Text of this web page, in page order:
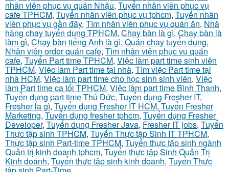
nhân viên phục vụ quán Nhậu, Tuyển nhân viên phục vụ
cafe TPHCM, Tuyển nhân viên phục vụ tphcm, Tuyển nhân
viên phục vụ gần đây, Tìm nhân viên phục vụ quán ăn, Nhà
hàng chay tuyển dụng TPHCM, Chạy bàn là gì, Chạy bàn là
làm gì, Chạy bàn tiếng Anh là gì, Quán chay tuyển dụng,
Nhân viên order quán cafe, Tìm nhân viên phục vụ quán
cafe, Tuyển Part time TPHCM, Việc làm part time sinh viên
TPHCM, Việc làm Part time tại nhà, Tìm việc Part time tại
nhà HCM, Việc làm part time cho học sinh sinh viên, Việc
làm Part time ca tối TPHCM, Việc làm part time Bình Thạnh,
Tuyển dụng part time Thủ Đức, Tuyển dụng Fresher IT,
Fresher la gì, Tuyển dụng Fresher IT HCM, Tuyển Fresher
Marketing, Tuyển dụng fresher tphcm, Tuyển dụng Fresher
Developer, Tuyển dụng Fresher Java, Fresher IT jobs, Tuyển
Thực tập sinh TPHCM, Tuyển Thực tập Sinh IT TPHCM,
Thực tập sinh Part-time TPHCM, Tuyển thực tập sinh ngành
Quản trị kinh doanh tphcm, Tuyển thực tập Sinh Quản Trị
Kinh doanh, Tuyển thực tập sinh kinh doanh, Tuyển Thực